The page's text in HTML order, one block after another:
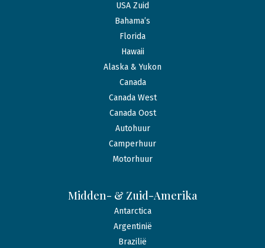
USA Zuid
Bahama’s
Florida
Hawaii
Alaska & Yukon
Canada
Canada West
Canada Oost
Autohuur
Camperhuur
Motorhuur
Midden- & Zuid-Amerika
Antarctica
Argentinië
Brazilië